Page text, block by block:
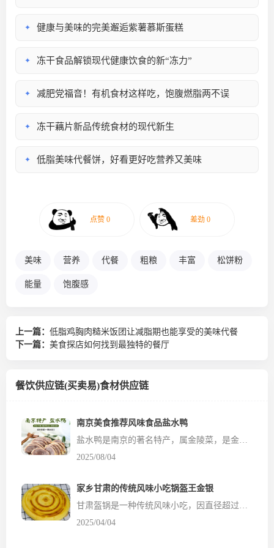
✦ 健康与美味的完美邂逅紫薯慕斯蛋糕
✦ 冻干食品解锁现代健康饮食的新“冻力”
✦ 减肥党福音！有机食材这样吃，饱腹燃脂两不误
✦ 冻干藕片新品传统食材的现代新生
✦ 低脂美味代餐饼，好看更好吃营养又美味
美味 营养 代餐 粗粮 丰富 松饼粉
能量 饱腹感
上一篇： 低脂鸡胸肉糙米饭团让减脂期也能享受的美味代餐
下一篇： 美食探店如何找到最独特的餐厅
餐饮供应链(买卖易)食材供应链
南京美食推荐风味食品盐水鸭
2025/08/04
家乡甘肃的传统风味小吃锅盔王金银
2025/04/04